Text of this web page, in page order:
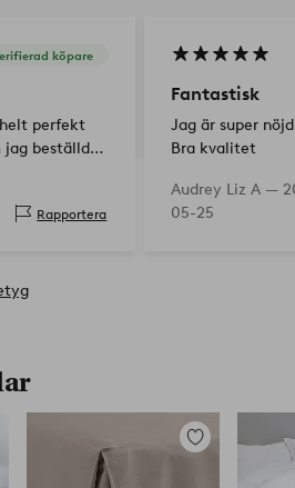
köpare
helt perfekt
jag beställde
Rapportera
Fantastisk
Jag är super
Bra kvalitet
Audrey Liz A —
05-25
Lägg